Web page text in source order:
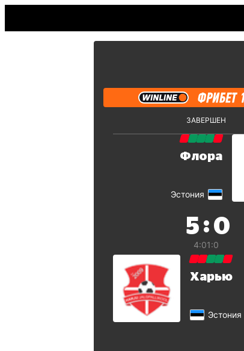
ЗАВЕРШЕН
Флора
Эстония
5 : 0
4:01:0
Харью
Эстония